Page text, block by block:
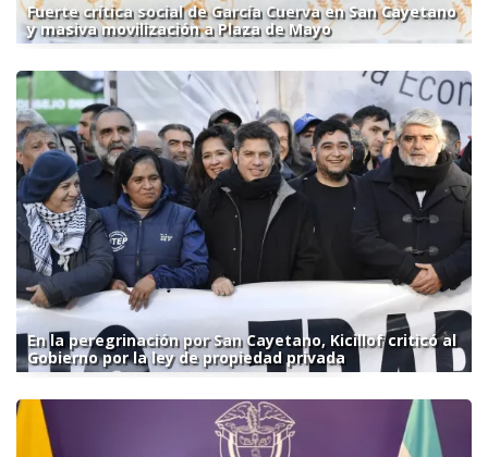
Fuerte crítica social de García Cuerva en San Cayetano
y masiva movilización a Plaza de Mayo
En la peregrinación por San Cayetano, Kicillof criticó al
Gobierno por la ley de propiedad privada